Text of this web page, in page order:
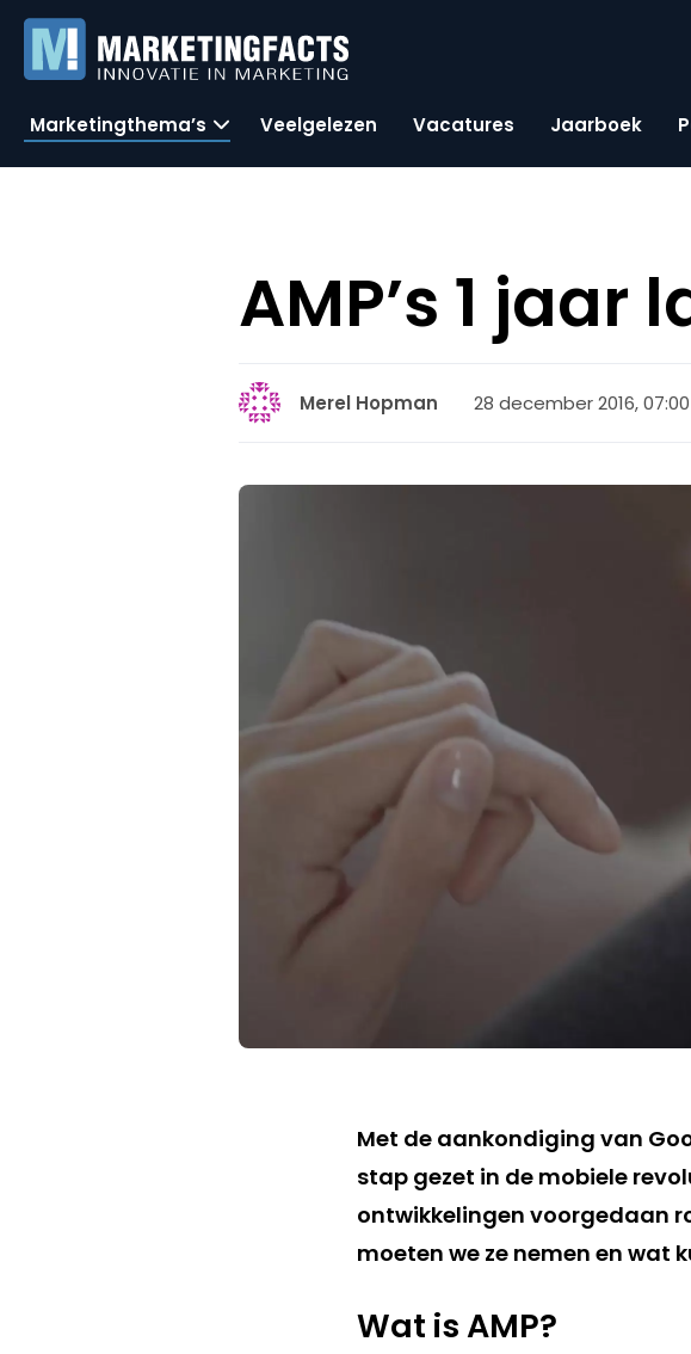
Marketingthema’s Veelgelezen Vacatures Jaarboek
AMP’s 1
Merel Hopman 28 december 2016, 07:00
Met de aankondiging van
stap gezet in de mobiele
ontwikkelingen voorgedaan
moeten we ze nemen en wat
Wat is AMP?